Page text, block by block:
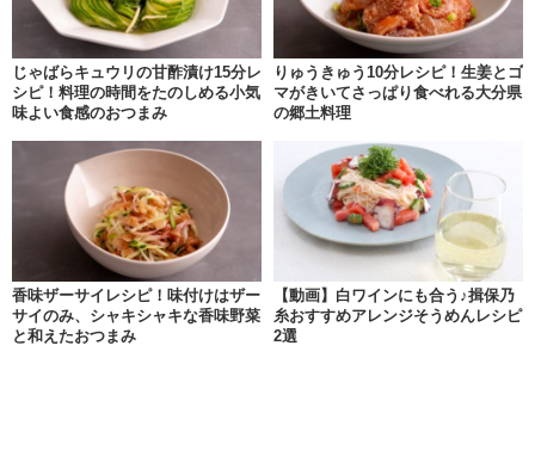
じゃばらキュウリの甘酢漬け15分レ
シピ！料理の時間をたのしめる小気
味よい食感のおつまみ
りゅうきゅう10分レシピ！生姜とゴ
マがきいてさっぱり食べれる大分県
の郷土料理
香味ザーサイレシピ！味付けはザー
サイのみ、シャキシャキな香味野菜
と和えたおつまみ
【動画】白ワインにも合う♪揖保乃
糸おすすめアレンジそうめんレシピ
2選